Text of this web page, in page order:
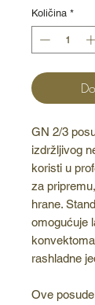
Količina *
GN 2/3
izdržljivog
koristi u
za
hrane.
omogućuje
rashladne
Ove